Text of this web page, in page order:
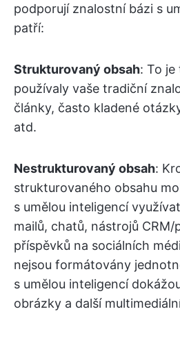
podporují znalostní bázi s
patří:
Strukturovaný obsah: To
používaly vaše tradiční
články, často kladené
atd.
Nestrukturovaný obsah:
strukturovaného obsahu
s umělou inteligencí
mailů, chatů, nástrojů
příspěvků na sociálních
nejsou formátovány
s umělou inteligencí
obrázky a další